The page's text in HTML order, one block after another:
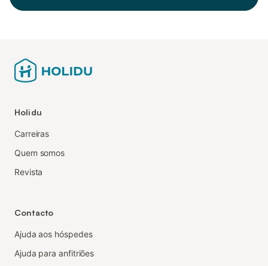
Holidu
Carreiras
Quem somos
Revista
Contacto
Ajuda aos hóspedes
Ajuda para anfitriões